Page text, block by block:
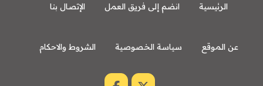
الرئيسية انضم إلى فريق العمل الإتصال بنا
عن الموقع سياسة الخصوصية الشروط والاحكام